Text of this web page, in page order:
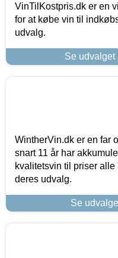
VinTilKostpris.dk er en
for at købe vin til
udvalg.
Se udvalget
WintherVin.dk er en far
snart 11 år har
kvalitetsvin til priser
deres udvalg.
Se